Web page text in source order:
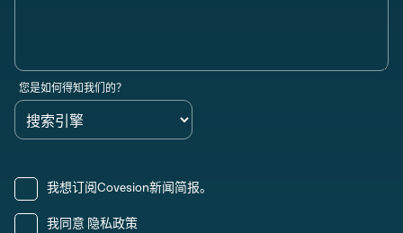
您是如何得知我们的？
我想订阅Covesion新闻简报。
我同意 隐私政策